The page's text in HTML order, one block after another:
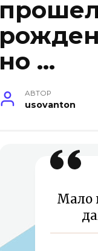
но …
АВТОР
usovanton
Мало